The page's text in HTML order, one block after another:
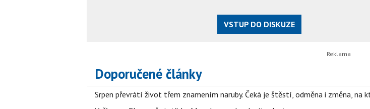
VSTUP DO DISKUZE
Doporučené články
Srpen převrátí život třem znamením naruby. Čeká je štěstí, odměna i změna, na